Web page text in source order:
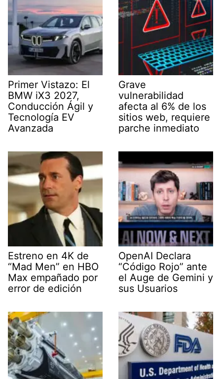
Primer Vistazo: El
BMW iX3 2027,
Conducción Ágil y
Tecnología EV
Avanzada
Grave
vulnerabilidad
afecta al 6% de los
sitios web, requiere
parche inmediato
Estreno en 4K de
“Mad Men” en HBO
Max empañado por
error de edición
OpenAI Declara
“Código Rojo” ante
el Auge de Gemini y
sus Usuarios